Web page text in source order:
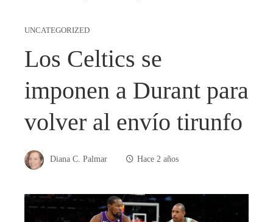
UNCATEGORIZED
Los Celtics se
imponen a Durant para
volver al envío tirunfo
Diana C. Palmar Hace 2 años